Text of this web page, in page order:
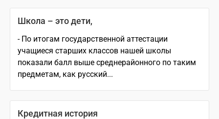
Школа – это дети,
- По итогам государственной аттестации
учащиеся старших классов нашей школы
показали балл выше среднерайонного по таким
предметам, как русский...
Кредитная история